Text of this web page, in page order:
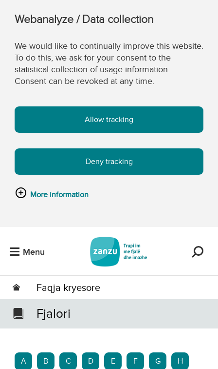
Webanalyze / Data collection
We would like to continually improve this website.
To do this, we ask for your consent to the
statistical collection of usage information.
Consent can be revoked at any time.
Allow tracking
Deny tracking
More information
Menu
Faqja kryesore
Fjalori
A B C D E F G H